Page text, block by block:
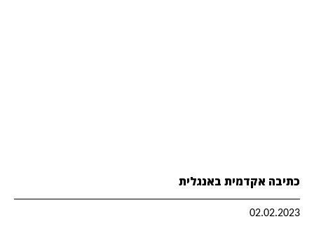
כתיבה אקדמית באנגלית
02.02.2023